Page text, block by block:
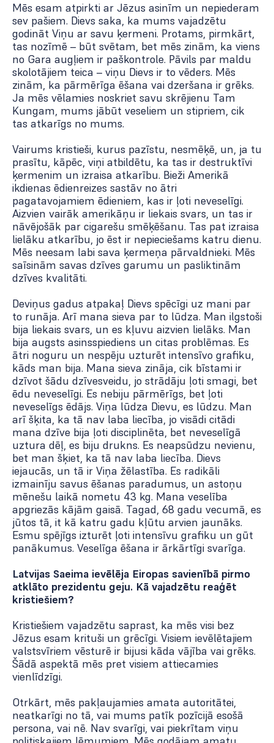
Mēs esam atpirkti ar Jēzus asinīm un nepiederam
sev pašiem. Dievs saka, ka mums vajadzētu
godināt Viņu ar savu ķermeni. Protams, pirmkārt,
tas nozīmē – būt svētam, bet mēs zinām, ka viens
no Gara augļiem ir paškontrole. Pāvils par maldu
skolotājiem teica – viņu Dievs ir to vēders. Mēs
zinām, ka pārmērīga ēšana vai dzeršana ir grēks.
Ja mēs vēlamies noskriet savu skrējienu Tam
Kungam, mums jābūt veseliem un stipriem, cik
tas atkarīgs no mums.
Vairums kristieši, kurus pazīstu, nesmēķē, un, ja tu
prasītu, kāpēc, viņi atbildētu, ka tas ir destruktīvi
ķermenim un izraisa atkarību. Bieži Amerikā
ikdienas ēdienreizes sastāv no ātri
pagatavojamiem ēdieniem, kas ir ļoti neveselīgi.
Aizvien vairāk amerikāņu ir liekais svars, un tas ir
nāvējošāk par cigarešu smēķēšanu. Tas pat izraisa
lielāku atkarību, jo ēst ir nepieciešams katru dienu.
Mēs neesam labi sava ķermeņa pārvaldnieki. Mēs
saīsinām savas dzīves garumu un pasliktinām
dzīves kvalitāti.
Deviņus gadus atpakaļ Dievs spēcīgi uz mani par
to runāja. Arī mana sieva par to lūdza. Man ilgstoši
bija liekais svars, un es kļuvu aizvien lielāks. Man
bija augsts asinsspiediens un citas problēmas. Es
ātri noguru un nespēju uzturēt intensīvo grafiku,
kāds man bija. Mana sieva zināja, cik bīstami ir
dzīvot šādu dzīvesveidu, jo strādāju ļoti smagi, bet
ēdu neveselīgi. Es nebiju pārmērīgs, bet ļoti
neveselīgs ēdājs. Viņa lūdza Dievu, es lūdzu. Man
arī šķita, ka tā nav laba liecība, jo visādi citādi
mana dzīve bija ļoti disciplinēta, bet neveselīgā
uztura dēļ, es biju drukns. Es neapsūdzu nevienu,
bet man šķiet, ka tā nav laba liecība. Dievs
iejaucās, un tā ir Viņa žēlastība. Es radikāli
izmainīju savus ēšanas paradumus, un astoņu
mēnešu laikā nometu 43 kg. Mana veselība
apgriezās kājām gaisā. Tagad, 68 gadu vecumā, es
jūtos tā, it kā katru gadu kļūtu arvien jaunāks.
Esmu spējīgs izturēt ļoti intensīvu grafiku un gūt
panākumus. Veselīga ēšana ir ārkārtīgi svarīga.
Latvijas Saeima ievēlēja Eiropas savienībā pirmo
atklāto prezidentu geju. Kā vajadzētu reaģēt
kristiešiem?
Kristiešiem vajadzētu saprast, ka mēs visi bez
Jēzus esam krituši un grēcīgi. Visiem ievēlētajiem
valstsvīriem vēsturē ir bijusi kāda vājība vai grēks.
Šādā aspektā mēs pret visiem attiecamies
vienlīdzīgi.
Otrkārt, mēs pakļaujamies amata autoritātei,
neatkarīgi no tā, vai mums patīk pozīcijā esošā
persona, vai nē. Nav svarīgi, vai piekrītam viņu